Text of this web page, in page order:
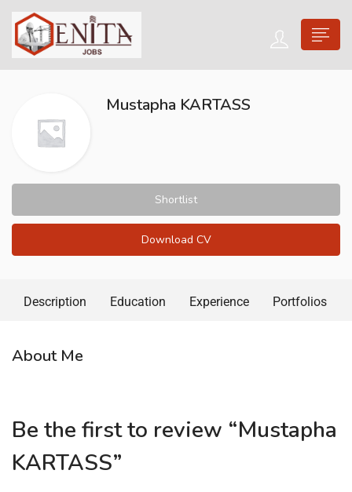
Mustapha KARTASS
Shortlist
Download CV
Description Education Experience Portfolios
About Me
Be the first to review “Mustapha
KARTASS”